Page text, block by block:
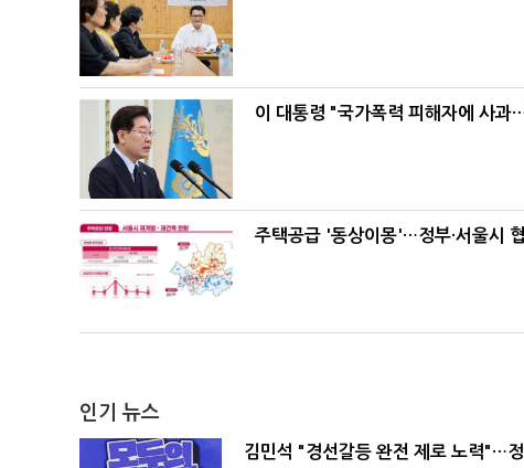
이 대통령 "국가폭력 피해자에 사과
주택공급 '동상이몽'…정부·서울시
인기 뉴스
김민석 "경선갈등 완전 제로 노력"…